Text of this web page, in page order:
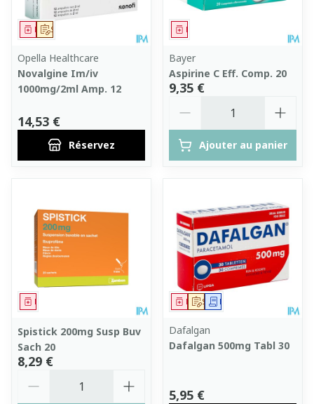
Sur prescription
Médicament
Opella Healthcare
Novalgine Im/iv
1000mg/2ml Amp. 12
14,53 €
Réservez
Médicament
Bayer
Aspirine C Eff. Comp. 20
9,35 €
Ajouter au panier
Médicament
Spistick 200mg Susp Buv
Sach 20
8,29 €
Sur prescription
MédicamentDemande écrite
Dafalgan
Dafalgan 500mg Tabl 30
5,95 €